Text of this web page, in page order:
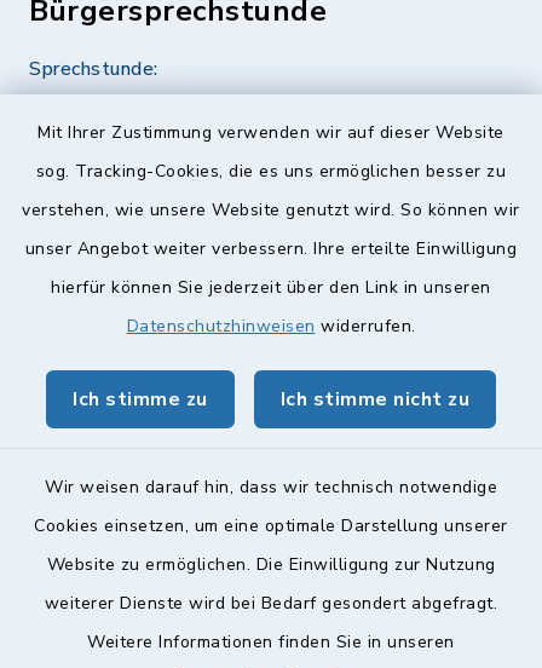
Mit Ihrer Zustimmung verwenden wir auf dieser Website
sog. Tracking-Cookies, die es uns ermöglichen besser zu
verstehen, wie unsere Website genutzt wird. So können wir
unser Angebot weiter verbessern. Ihre erteilte Einwilligung
hierfür können Sie jederzeit über den Link in unseren
Datenschutzhinweisen widerrufen.
Ich stimme zu Ich stimme nicht zu
Wir weisen darauf hin, dass wir technisch notwendige
Cookies einsetzen, um eine optimale Darstellung unserer
Website zu ermöglichen. Die Einwilligung zur Nutzung
weiterer Dienste wird bei Bedarf gesondert abgefragt.
Weitere Informationen finden Sie in unseren
Bürgersprechstunde
Sprechstunde:
Quicklinks
Landkreis Lichtenfels
geoPortal Lichtenfels
Barrierefreiheit